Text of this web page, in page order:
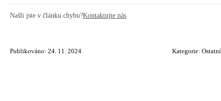
Našli jste v článku chybu?Kontaktujte nás
Publikováno: 24. 11. 2024 Kategorie: Ostatní